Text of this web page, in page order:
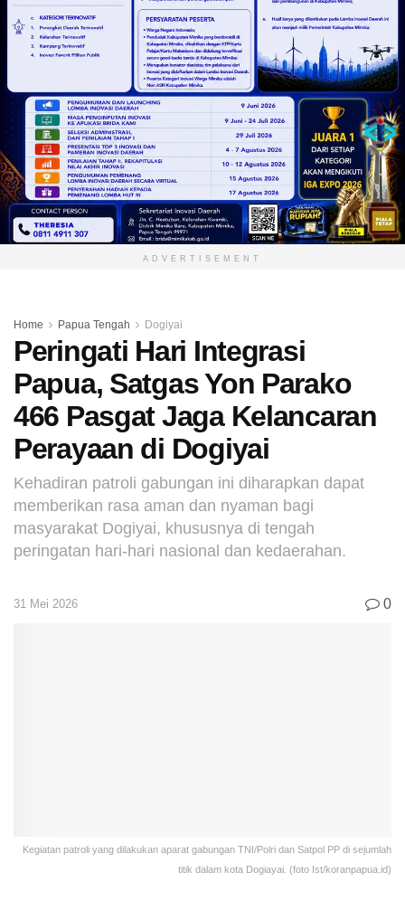
ADVERTISEMENT
Home Papua Tengah Dogiyai
Peringati Hari Integrasi
Papua, Satgas Yon Parako
466 Pasgat Jaga Kelancaran
Perayaan di Dogiyai
Kehadiran patroli gabungan ini diharapkan dapat
memberikan rasa aman dan nyaman bagi
masyarakat Dogiyai, khususnya di tengah
peringatan hari-hari nasional dan kedaerahan.
31 Mei 2026 0
Kegiatan patroli yang dilakukan aparat gabungan TNI/Polri dan Satpol PP di sejumlah
titik dalam kota Dogiayai. (foto Ist/koranpapua.id)